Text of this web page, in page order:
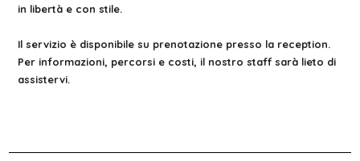
in libertà e con stile.
Il servizio è disponibile su prenotazione presso la reception.
Per informazioni, percorsi e costi, il nostro staff sarà lieto di
assistervi.